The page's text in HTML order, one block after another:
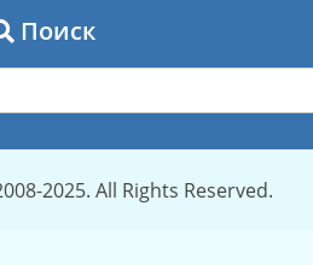
Поиск
2025. All Rights Reserved.